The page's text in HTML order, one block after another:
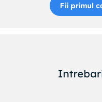
Fii primul